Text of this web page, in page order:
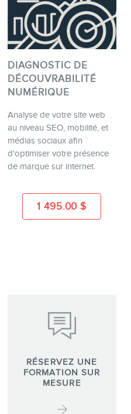
DIAGNOSTIC DE
DÉCOUVRABILITÉ
NUMÉRIQUE
Analyse de votre site web
au niveau SEO, mobilité, et
médias sociaux afin
d'optimiser votre présence
de marque sur internet.
1 495.00 $
RÉSERVEZ UNE
FORMATION SUR
MESURE